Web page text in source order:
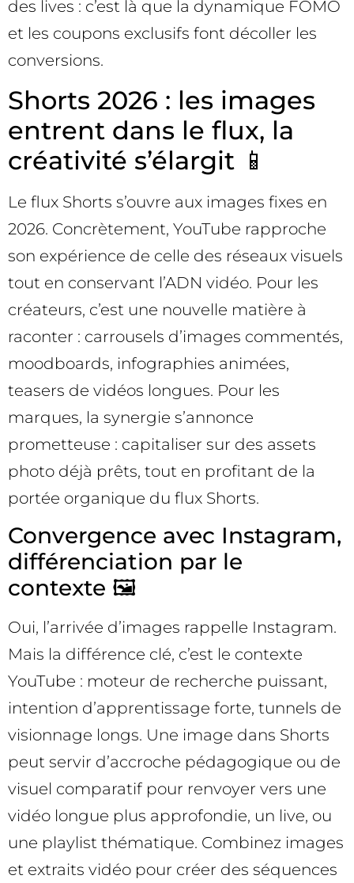
des lives : c’est là que la dynamique FOMO
et les coupons exclusifs font décoller les
conversions.
Shorts 2026 : les images
entrent dans le flux, la
créativité s’élargit 📱
Le flux Shorts s’ouvre aux images fixes en
2026. Concrètement, YouTube rapproche
son expérience de celle des réseaux visuels
tout en conservant l’ADN vidéo. Pour les
créateurs, c’est une nouvelle matière à
raconter : carrousels d’images commentés,
moodboards, infographies animées,
teasers de vidéos longues. Pour les
marques, la synergie s’annonce
prometteuse : capitaliser sur des assets
photo déjà prêts, tout en profitant de la
portée organique du flux Shorts.
Convergence avec Instagram,
différenciation par le
contexte 🖼️
Oui, l’arrivée d’images rappelle Instagram.
Mais la différence clé, c’est le contexte
YouTube : moteur de recherche puissant,
intention d’apprentissage forte, tunnels de
visionnage longs. Une image dans Shorts
peut servir d’accroche pédagogique ou de
visuel comparatif pour renvoyer vers une
vidéo longue plus approfondie, un live, ou
une playlist thématique. Combinez images
et extraits vidéo pour créer des séquences